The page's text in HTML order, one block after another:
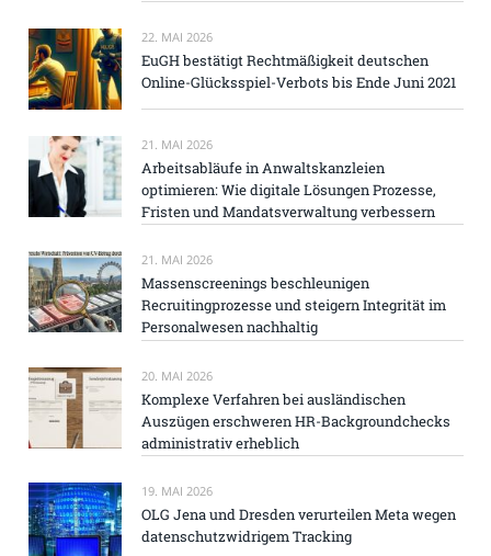
22. MAI 2026
EuGH bestätigt Rechtmäßigkeit deutschen
Online-Glücksspiel-Verbots bis Ende Juni 2021
21. MAI 2026
Arbeitsabläufe in Anwaltskanzleien
optimieren: Wie digitale Lösungen Prozesse,
Fristen und Mandatsverwaltung verbessern
21. MAI 2026
Massenscreenings beschleunigen
Recruitingprozesse und steigern Integrität im
Personalwesen nachhaltig
20. MAI 2026
Komplexe Verfahren bei ausländischen
Auszügen erschweren HR-Backgroundchecks
administrativ erheblich
19. MAI 2026
OLG Jena und Dresden verurteilen Meta wegen
datenschutzwidrigem Tracking